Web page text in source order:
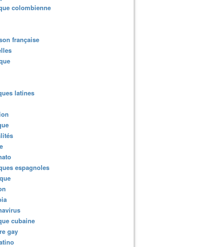
colombienne
française
latines
espagnoles
cubaine
gay